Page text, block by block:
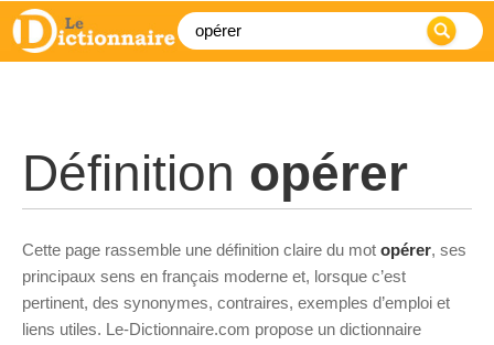
Définition opérer
Cette page rassemble une définition claire du mot opérer, ses
principaux sens en français moderne et, lorsque c’est
pertinent, des synonymes, contraires, exemples d’emploi et
liens utiles. Le-Dictionnaire.com propose un dictionnaire